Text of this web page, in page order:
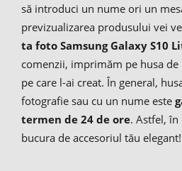
să introduci un nume ori un
previzualizarea produsului vei
ta foto Samsung Galaxy S10
comenzii, imprimăm pe husa
pe care l-ai creat. În general,
fotografie sau cu un nume este
termen de 24 de ore. Astfel, în
bucura de accesoriul tău elegant!